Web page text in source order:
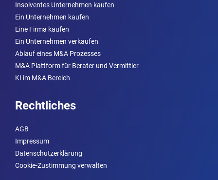
Insolventes Unternehmen kaufen
Ein Unternehmen kaufen
Eine Firma kaufen
Ein Unternehmen verkaufen
Ablauf eines M&A Prozesses
M&A Plattform für Berater und Vermittler
KI im M&A Bereich
Rechtliches
AGB
Impressum
Datenschutzerklärung
Cookie-Zustimmung verwalten
anmelden um Inserat einzusehen